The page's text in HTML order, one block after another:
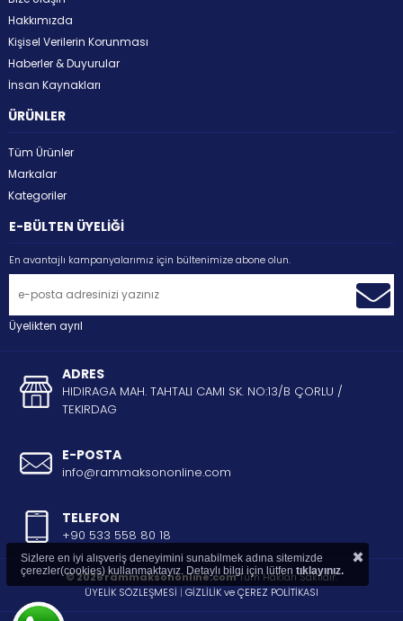
Hakkımızda
Kişisel Verilerin Korunması
Haberler & Duyurular
İnsan Kaynakları
ÜRÜNLER
Tüm Ürünler
Markalar
Kategoriler
E-BÜLTEN ÜYELİĞİ
En avantajlı kampanyalarımız için bültenimize abone olun.
Üyelikten ayrıl
ADRES
HIDIRAGA MAH. TAHTALI CAMI SK. NO:13/B ÇORLU /
TEKIRDAG
E-POSTA
info@rammaksononline.com
TELEFON
+90 533 558 80 18
© 2026 rammaksononline.comTüm Hakları Saklıdır.
ÜYELİK SÖZLEŞMESİ | GİZLİLİK ve ÇEREZ POLİTİKASI
Sizlere en iyi alışveriş deneyimini sunabilmek adına sitemizde
çerezler(cookies) kullanmaktayız. Detaylı bilgi için lütfen tıklayınız. ×